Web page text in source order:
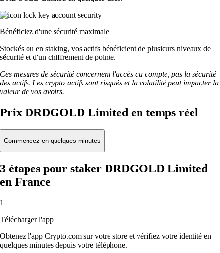
Bénéficiez d'une sécurité maximale
Stockés ou en staking, vos actifs bénéficient de plusieurs niveaux de
sécurité et d'un chiffrement de pointe.
Ces mesures de sécurité concernent l'accès au compte, pas la sécurité
des actifs. Les crypto-actifs sont risqués et la volatilité peut impacter la
valeur de vos avoirs.
Prix DRDGOLD Limited en temps réel
Commencez en quelques minutes
3 étapes pour staker DRDGOLD Limited
en France
1
Télécharger l'app
Obtenez l'app Crypto.com sur votre store et vérifiez votre identité en
quelques minutes depuis votre téléphone.